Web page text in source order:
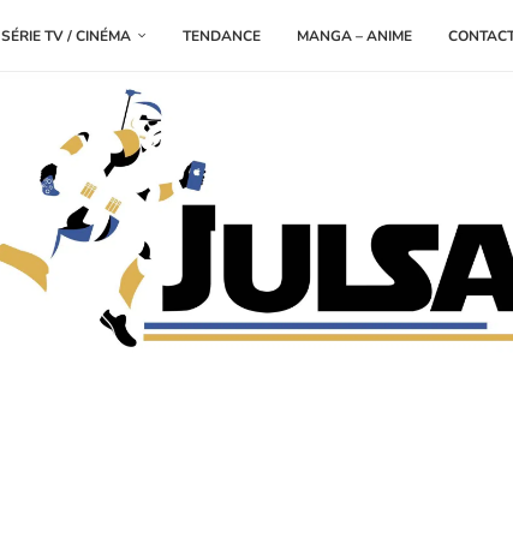
SÉRIE TV / CINÉMA TENDANCE MANGA – ANIME